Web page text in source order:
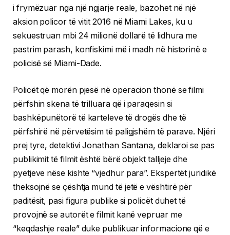
i frymëzuar nga një ngjarje reale, bazohet në një
aksion policor të vitit 2016 në Miami Lakes, ku u
sekuestruan mbi 24 milionë dollarë të lidhura me
pastrim parash, konfiskimi më i madh në historinë e
policisë së Miami-Dade.
Policët që morën pjesë në operacion thonë se filmi
përfshin skena të trilluara që i paraqesin si
bashkëpunëtorë të karteleve të drogës dhe të
përfshirë në përvetësim të paligjshëm të parave. Njëri
prej tyre, detektivi Jonathan Santana, deklaroi se pas
publikimit të filmit është bërë objekt talljeje dhe
pyetjeve nëse kishte “vjedhur para”. Ekspertët juridikë
theksojnë se çështja mund të jetë e vështirë për
paditësit, pasi figura publike si policët duhet të
provojnë se autorët e filmit kanë vepruar me
“keqdashje reale” duke publikuar informacione që e